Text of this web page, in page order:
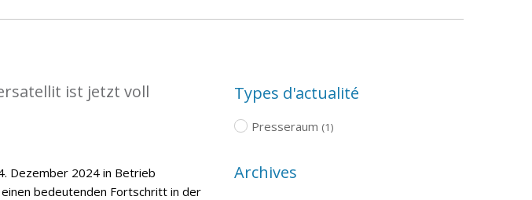
ist jetzt voll
Dezember 2024 in Betrieb
bedeutenden Fortschritt in der
Types d'actualité
Presseraum (1)
Archives